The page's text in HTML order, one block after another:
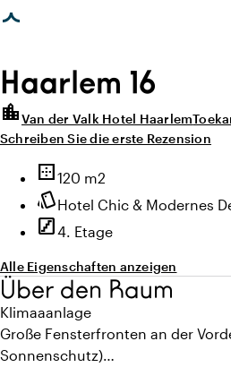
geladen
photo_library
Haarlem 16
location_cityVan der Valk Hotel Haarlem
Schreiben Sie die erste Rezension
Highlights
border_outer Fläche
120 m2
styleAmbiente
Hotel Chic & Modernes
stairs Stockwerk
4. Etage
Alle Eigenschaften anzeigen
Über den Raum
Klimaaanlage
Große Fensterfronten an der
Sonnenschutz)